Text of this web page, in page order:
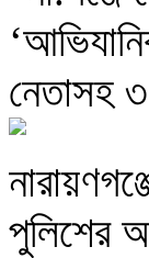
পুলিশের